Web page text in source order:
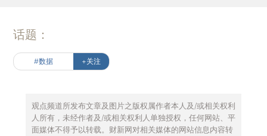
话题：
#数据 +关注
观点频道所发布文章及图片之版权属作者本人及/或相关权利
人所有，未经作者及/或相关权利人单独授权，任何网站、平
面媒体不得予以转载。财新网对相关媒体的网站信息内容转